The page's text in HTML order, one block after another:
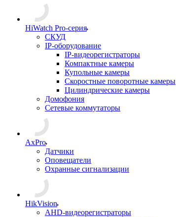
HiWatch Pro-серия
CКУД
IP-оборудование
IP-видеорегистраторы
Компактные камеры
Купольные камеры
Скоростные поворотные камеры
Цилиндрические камеры
Домофония
Сетевые коммутаторы
AxPro
Датчики
Оповещатели
Охранные сигнализации
HikVision
AHD-видеорегистраторы